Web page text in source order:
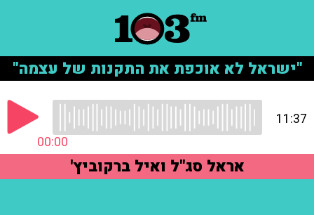
"ישראל לא אוכפת את התקנות של עצמה"
00:00
11:37
אראל סג"ל ואיל ברקוביץ'